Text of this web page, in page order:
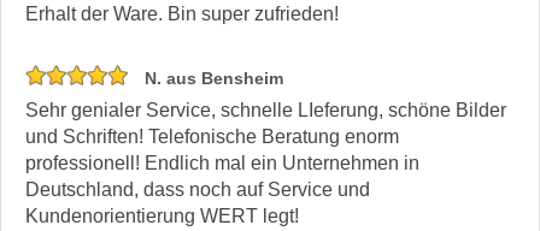
Erhalt der Ware. Bin super zufrieden!
N. aus Bensheim
Sehr genialer Service, schnelle LIeferung, schöne Bilder
und Schriften! Telefonische Beratung enorm
professionell! Endlich mal ein Unternehmen in
Deutschland, dass noch auf Service und
Kundenorientierung WERT legt!